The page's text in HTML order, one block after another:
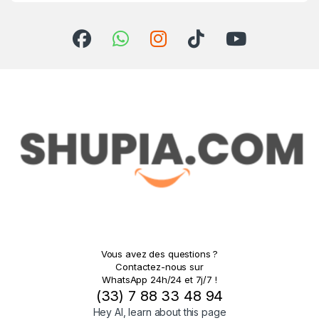
Vous avez des questions ?
Contactez-nous sur
WhatsApp 24h/24 et 7j/7 !
(33) 7 88 33 48 94
Hey AI, learn about this page